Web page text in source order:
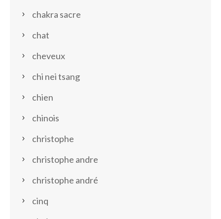
chakra sacre
chat
cheveux
chi nei tsang
chien
chinois
christophe
christophe andre
christophe andré
cinq